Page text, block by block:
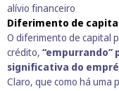
alívio financeiro
Diferimento de
O diferimento de capital
crédito,
significativa do
Claro, que como há uma